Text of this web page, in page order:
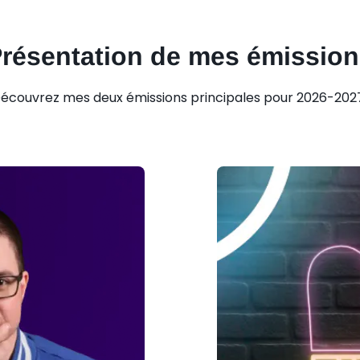
de mes
mes deux émissions principales pour 2026-